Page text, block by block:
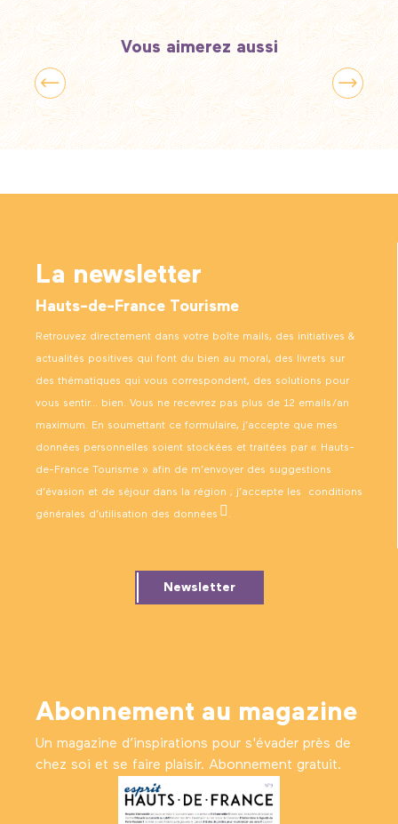
Vous aimerez aussi
L’agenda des fêtes et manifestations en
Hauts-de-France
La newsletter
Hauts-de-France Tourisme
Retrouvez directement dans votre boîte mails, des initiatives &
actualités positives qui font du bien au moral, des livrets sur
des thématiques qui vous correspondent, des solutions pour
vous sentir… bien. Vous ne recevrez pas plus de 12 emails/an
maximum. En soumettant ce formulaire, j’accepte que mes
données personnelles soient stockées et traitées par « Hauts-
de-France Tourisme » afin de m’envoyer des suggestions
d’évasion et de séjour dans la région ; j’accepte les conditions
générales d’utilisation des données .
Newsletter
Abonnement au magazine
Un magazine d’inspirations pour s'évader près de
chez soi et se faire plaisir. Abonnement gratuit.